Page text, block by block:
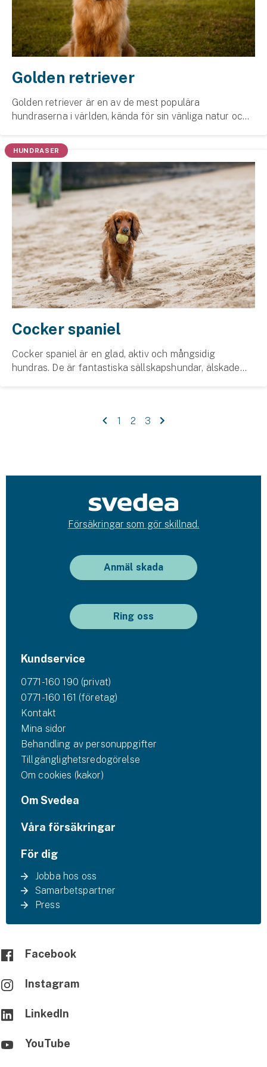
Golden retriever
Golden retriever är en av de mest populära
hundraserna i världen, kända för sin vänliga natur och
bra både i stadsmiljö och på landet.
HUNDRASER
Cocker spaniel
Cocker spaniel är en glad, aktiv och mångsidig
hundras. De är fantastiska sällskaps­hundar, älskade
1 2 3
Försäkringar som gör skillnad.
Anmäl skada
Ring oss
Kundservice
0771-160 190 (privat)
0771-160 161 (företag)
Kontakt
Mina sidor
Behandling av personuppgifter
Tillgänglighetsredogörelse
Om cookies (kakor)
Om Svedea
Våra försäkringar
För dig
Jobba hos oss
Samarbetspartner
Press
Facebook
Instagram
LinkedIn
YouTube